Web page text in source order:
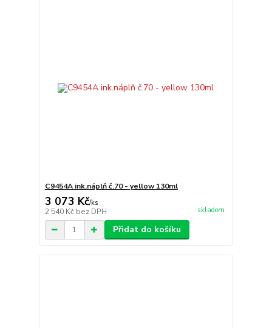
C9454A ink.náplň č.70 - yellow 130ml
3 073 Kč/ks
2 540 Kč bez DPH skladem
Přidat do košíku